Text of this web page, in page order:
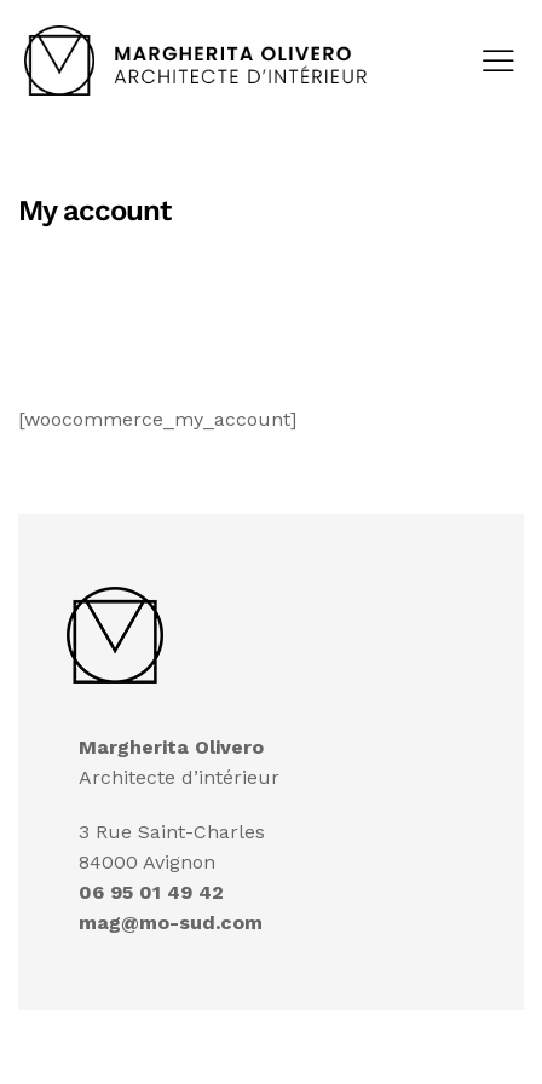
My account
[woocommerce_my_account]
Margherita Olivero
Architecte d’intérieur
3 Rue Saint-Charles
84000 Avignon
06 95 01 49 42
mag@mo-sud.com